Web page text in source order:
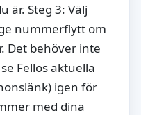
är. Steg 3: Välj
nummerflytt om
Det behöver inte
Fellos aktuella
igen för
med dina